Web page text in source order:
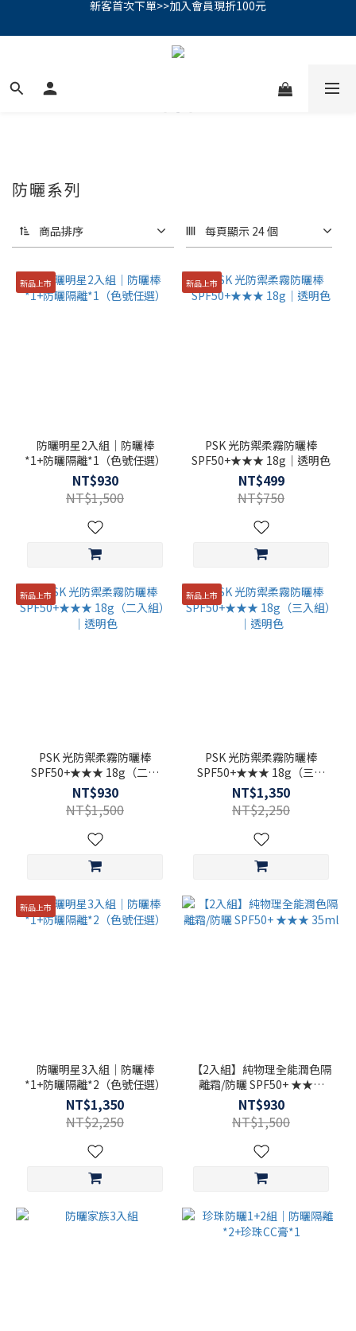
PSK 光防禦柔霧防曬棒｜小霧棒閃亮登場✨ 新品上市優惠中！
防曬系列
商品排序 每頁顯示 24 個
新品上市
防曬明星2入組｜防曬棒
*1+防曬隔離*1（色號任選）
NT$930
NT$1,500
新品上市
PSK 光防禦柔霧防曬棒
SPF50+★★★ 18g｜透明色
NT$499
NT$750
新品上市
PSK 光防禦柔霧防曬棒
SPF50+★★★ 18g（二入
組）｜透明色
NT$930
NT$1,500
新品上市
PSK 光防禦柔霧防曬棒
SPF50+★★★ 18g（三入
組）｜透明色
NT$1,350
NT$2,250
新品上市
防曬明星3入組｜防曬棒
*1+防曬隔離*2（色號任選）
NT$1,350
NT$2,250
【2入組】純物理全能潤色隔
離霜/防曬 SPF50+ ★★★
35ml
NT$930
NT$1,500